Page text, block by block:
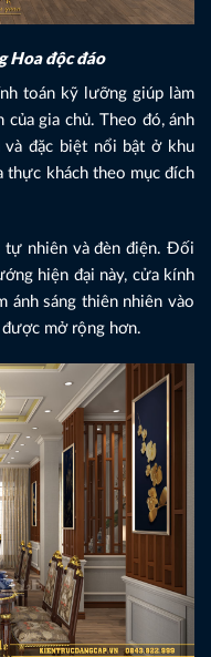
Hoa độc đáo
toán kỹ lưỡng giúp làm
gia chủ. Theo đó, ánh
và đặc biệt nổi bật ở khu
thực khách theo mục đích
tự nhiên và đèn điện. Đối
hiện đại này, cửa kính
ánh sáng thiên nhiên vào
mở rộng hơn.